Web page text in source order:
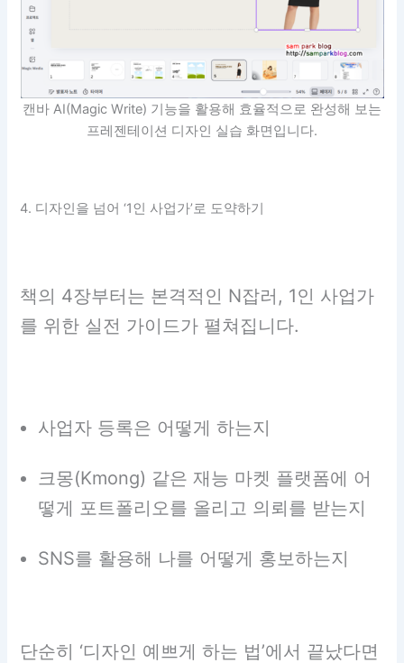
캔바 AI(Magic Write) 기능을 활용해 효율적으로 완성해 보는
프레젠테이션 디자인 실습 화면입니다.
4. 디자인을 넘어 ‘1인 사업가’로 도약하기
책의 4장부터는 본격적인 N잡러, 1인 사업가
를 위한 실전 가이드가 펼쳐집니다.
사업자 등록은 어떻게 하는지
크몽(Kmong) 같은 재능 마켓 플랫폼에 어
떻게 포트폴리오를 올리고 의뢰를 받는지
SNS를 활용해 나를 어떻게 홍보하는지
단순히 ‘디자인 예쁘게 하는 법’에서 끝났다면